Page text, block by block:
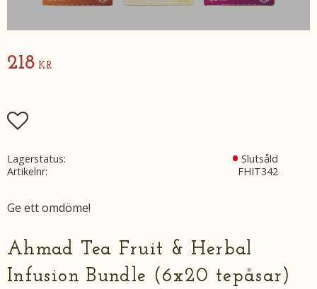
218 KR
Lägg till i favoriter
Lagerstatus
Slutsåld
Artikelnr
FHIT342
Ge ett omdöme!
Ahmad Tea Fruit & Herbal
Infusion Bundle (6x20 tepåsar)